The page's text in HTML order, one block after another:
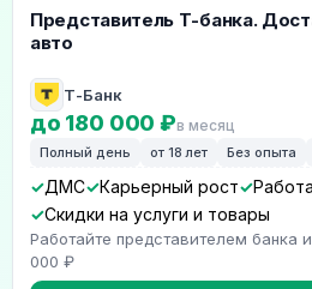
Представитель Т-банка.
авто
Т-Банк
до 180 000 ₽в месяц
Полный день от 18 лет Без опыта
ДМС Карьерный рост
Скидки на услуги и товары
Работайте представителем банка
000 ₽